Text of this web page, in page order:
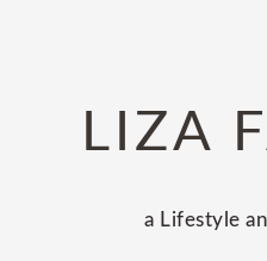
navigationLIZA
a Lifestyle